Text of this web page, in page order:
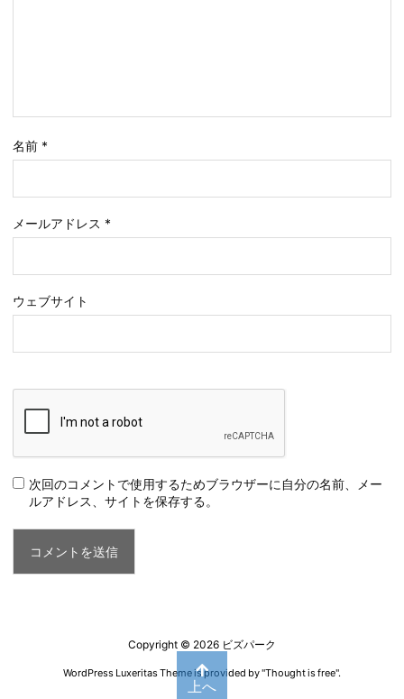
名前 *
メールアドレス *
ウェブサイト
次回のコメントで使用するためブラウザーに自分の名前、メー
ルアドレス、サイトを保存する。
Copyright © 2026 ビズパーク
WordPress Luxeritas Theme is provided by "Thought is free".
上へ